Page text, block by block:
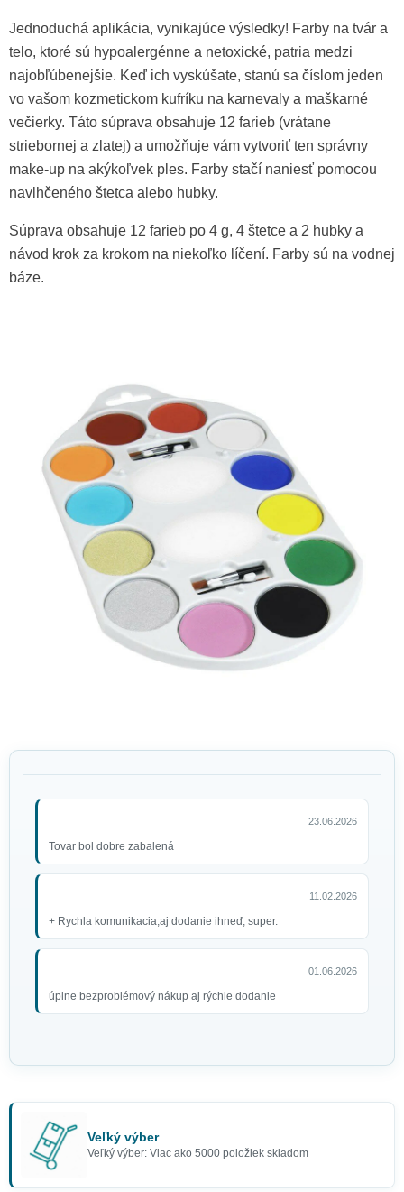
Make-Up, 3ks
Jednoduchá aplikácia, vynikajúce výsledky! Farby na tvár a
telo, ktoré sú hypoalergénne a netoxické, patria medzi
najobľúbenejšie. Keď ich vyskúšate, stanú sa číslom jeden
vo vašom kozmetickom kufríku na karnevaly a maškarné
večierky. Táto súprava obsahuje 12 farieb (vrátane
striebornej a zlatej) a umožňuje vám vytvoriť ten správny
make-up na akýkoľvek ples. Farby stačí naniesť pomocou
navlhčeného štetca alebo hubky.
Súprava obsahuje 12 farieb po 4 g, 4 štetce a 2 hubky a
návod krok za krokom na niekoľko líčení. Farby sú na vodnej
báze.
23.06.2026
Tovar bol dobre zabalená
11.02.2026
+ Rychla komunikacia,aj dodanie ihneď, super.
01.06.2026
úplne bezproblémový nákup aj rýchle dodanie
Veľký výber
Veľký výber: Viac ako 5000 položiek skladom